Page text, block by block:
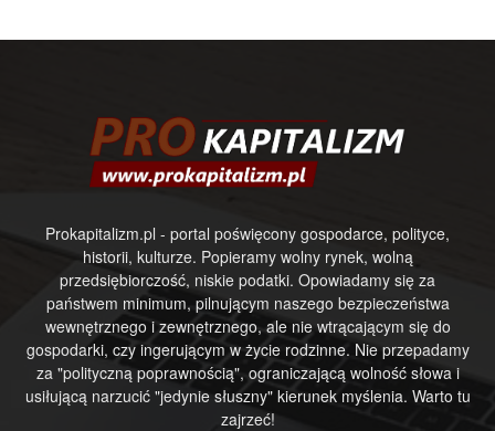
Prokapitalizm.pl - portal poświęcony gospodarce, polityce,
historii, kulturze. Popieramy wolny rynek, wolną
przedsiębiorczość, niskie podatki. Opowiadamy się za
państwem minimum, pilnującym naszego bezpieczeństwa
wewnętrznego i zewnętrznego, ale nie wtrącającym się do
gospodarki, czy ingerującym w życie rodzinne. Nie przepadamy
za "polityczną poprawnością", ograniczającą wolność słowa i
usiłującą narzucić "jedynie słuszny" kierunek myślenia. Warto tu
zajrzeć!